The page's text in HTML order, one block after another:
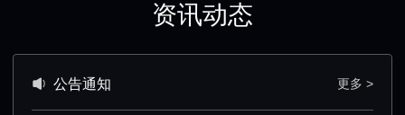
资讯动态
公告通知 更多 >